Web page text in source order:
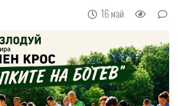
16 май